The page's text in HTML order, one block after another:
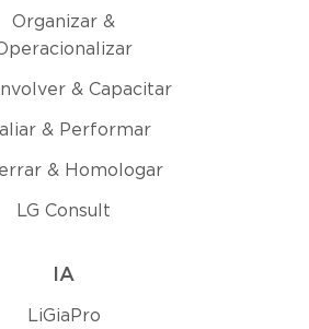
Organizar &
& Capacitar
& Performar
& Homologar
LG Consult
IA
LiGiaPro